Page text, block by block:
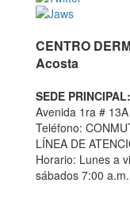
CENTRO
Acosta
SEDE PRINCIPAL:
Avenida 1ra # 13A
Teléfono:
LÍNEA DE
Horario: Lunes a
sábados 7:00